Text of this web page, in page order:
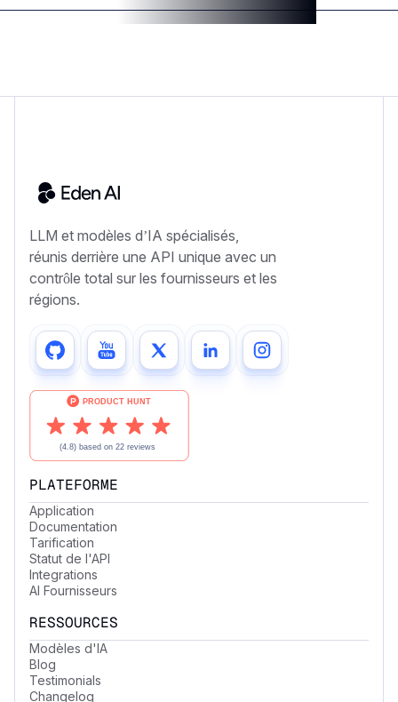
LLM et modèles d’IA spécialisés,
réunis derrière une API unique avec un
contrôle total sur les fournisseurs et les
régions.
PLATEFORME
Application
Documentation
Tarification
Statut de l'API
Integrations
AI Fournisseurs
RESSOURCES
Modèles d'IA
Blog
Testimonials
Changelog